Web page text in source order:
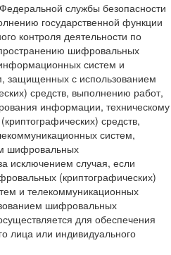
службы безопасности
государственной функции
контроля деятельности по
шифровальных
систем и
защищенных с использованием
средств, выполнению работ,
информации, техническому
средств,
систем,
шифровальных
исключением случая, если
(криптографических)
и телекоммуникационных
шифровальных
для обеспечения
лица или индивидуального